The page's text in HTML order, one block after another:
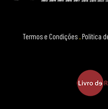
Termos e Condições Política